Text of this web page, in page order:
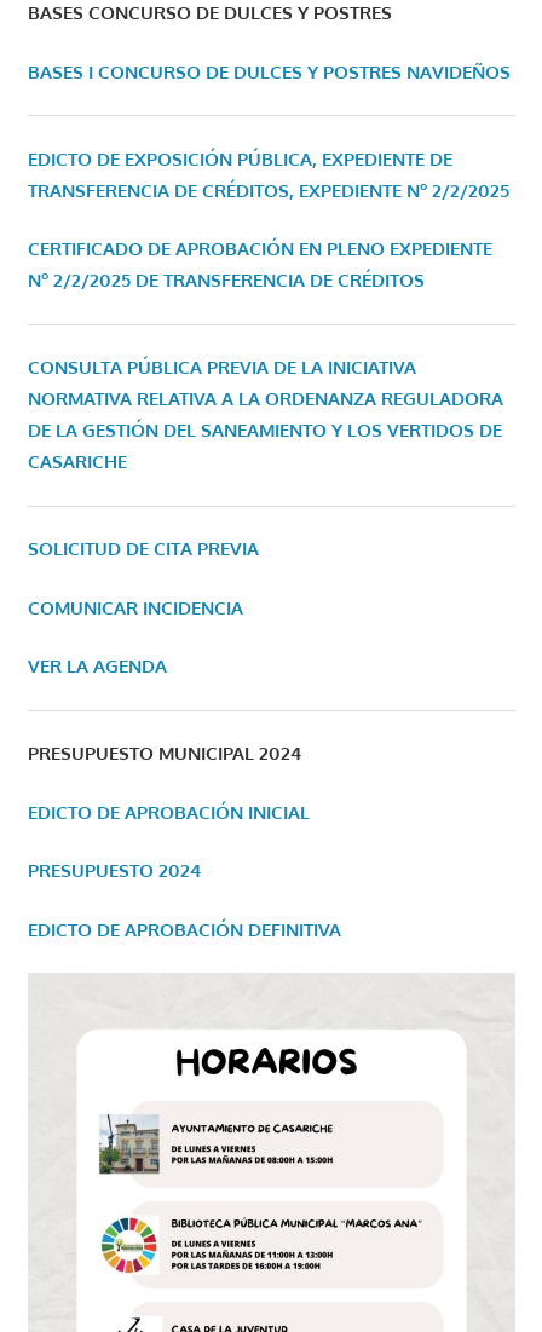
BASES CONCURSO DE DULCES Y POSTRES
BASES I CONCURSO DE DULCES Y POSTRES NAVIDEÑOS
EDICTO DE EXPOSICIÓN PÚBLICA, EXPEDIENTE DE
TRANSFERENCIA DE CRÉDITOS, EXPEDIENTE Nº 2/2/2025
CERTIFICADO DE APROBACIÓN EN PLENO EXPEDIENTE
Nº 2/2/2025 DE TRANSFERENCIA DE CRÉDITOS
CONSULTA PÚBLICA PREVIA DE LA INICIATIVA
NORMATIVA RELATIVA A LA ORDENANZA REGULADORA
DE LA GESTIÓN DEL SANEAMIENTO Y LOS VERTIDOS DE
CASARICHE
SOLICITUD DE CITA PREVIA
COMUNICAR INCIDENCIA
VER LA AGENDA
PRESUPUESTO MUNICIPAL 2024
EDICTO DE APROBACIÓN INICIAL
PRESUPUESTO 2024
EDICTO DE APROBACIÓN DEFINITIVA